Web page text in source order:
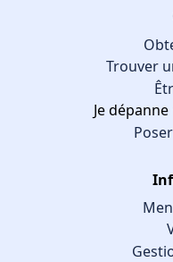
Trouver
Je